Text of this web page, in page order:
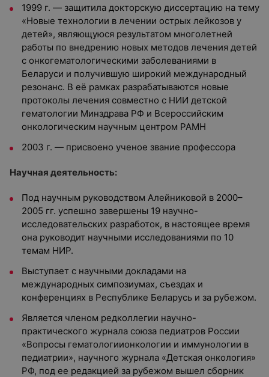
1999 г. — защитила докторскую диссертацию на тему
«Новые технологии в лечении острых лейкозов у
детей», являющуюся результатом многолетней
работы по внедрению новых методов лечения детей
с онкогематологическими заболеваниями в
Беларуси и получившую широкий международный
резонанс. В её рамках разрабатываются новые
протоколы лечения совместно с НИИ детской
гематологии Минздрава РФ и Всероссийским
онкологическим научным центром РАМН
2003 г. — присвоено ученое звание профессора
Научная деятельность:
Под научным руководством Алейниковой в 2000–
2005 гг. успешно завершены 19 научно-
исследовательских разработок, в настоящее время
она руководит научными исследованиями по 10
темам НИР.
Выступает с научными докладами на
международных симпозиумах, съездах и
конференциях в Республике Беларусь и за рубежом.
Является членом редколлегии научно-
практического журнала союза педиатров России
«Вопросы гематологиионкологии и иммунологии в
педиатрии», научного журнала «Детская онкология»
РФ, под ее редакцией за рубежом вышел сборник